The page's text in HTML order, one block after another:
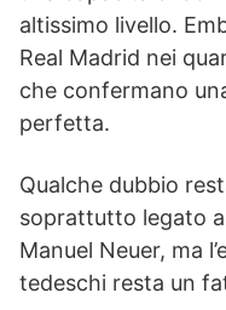
altissimo livello.
Real Madrid nei
che confermano
perfetta.
Qualche dubbio
soprattutto legato
Manuel Neuer, ma
tedeschi resta un